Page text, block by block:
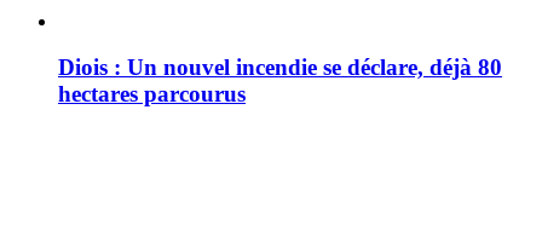
Diois : Un nouvel incendie se déclare, déjà 80
hectares parcourus